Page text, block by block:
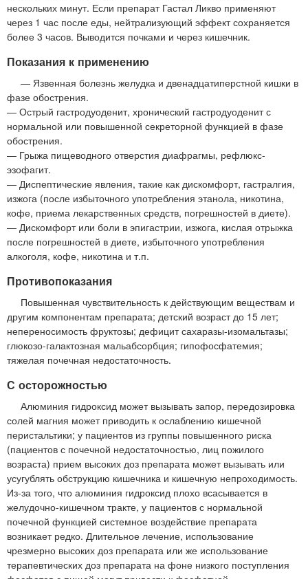
нескольких минут. Если препарат Гастал Ликво применяют
через 1 час после еды, нейтрализующий эффект сохраняется
более 3 часов. Выводится почками и через кишечник.
Показания к применению
— Язвенная болезнь желудка и двенадцатиперстной кишки в
фазе обострения.
— Острый гастродуоденит, хронический гастродуоденит с
нормальной или повышенной секреторной функцией в фазе
обострения.
— Грыжа пищеводного отверстия диафрагмы, рефлюкс-
эзофагит.
— Диспептические явления, такие как дискомфорт, гастралгия,
изжога (после избыточного употребления этанола, никотина,
кофе, приема лекарственных средств, погрешностей в диете).
— Дискомфорт или боли в эпигастрии, изжога, кислая отрыжка
после погрешностей в диете, избыточного употребления
алкоголя, кофе, никотина и т.п.
Противопоказания
Повышенная чувствительность к действующим веществам и
другим компонентам препарата; детский возраст до 15 лет;
непереносимость фруктозы; дефицит сахаразы-изомальтазы;
глюкозо-галактозная мальабсорбция; гипофосфатемия;
тяжелая почечная недостаточность.
С осторожностью
Алюминия гидроксид может вызывать запор, передозировка
солей магния может приводить к ослаблению кишечной
перистальтики; у пациентов из группы повышенного риска
(пациентов с почечной недостаточностью, лиц пожилого
возраста) прием высоких доз препарата может вызывать или
усугублять обструкцию кишечника и кишечную непроходимость.
Из-за того, что алюминия гидроксид плохо всасывается в
желудочно-кишечном тракте, у пациентов с нормальной
почечной функцией системное воздействие препарата
возникает редко. Длительное лечение, использование
чрезмерно высоких доз препарата или же использование
терапевтических доз препарата на фоне низкого поступления